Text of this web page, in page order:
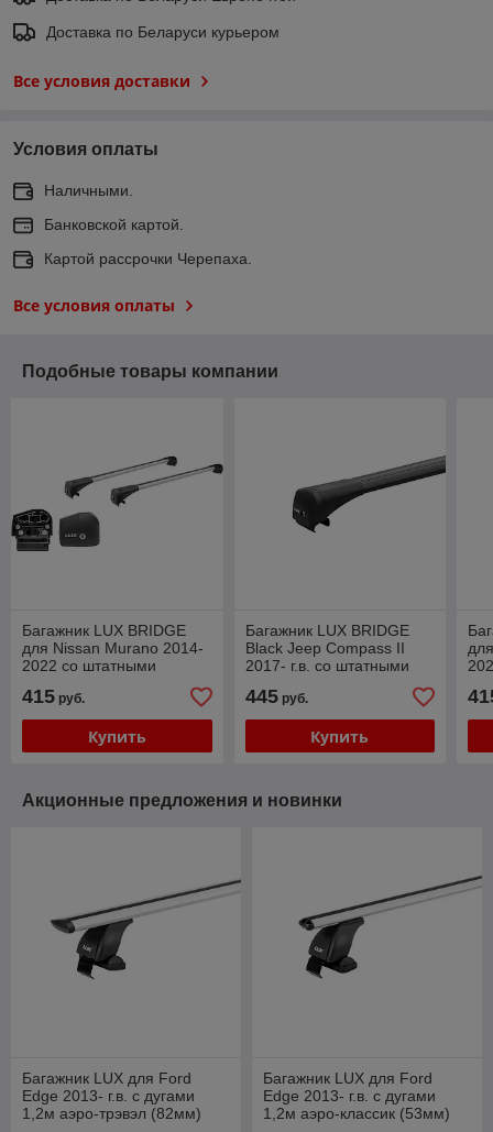
Доставка по Беларуси курьером
Все условия доставки
Условия оплаты
Наличными.
Банковской картой.
Картой рассрочки Черепаха.
Все условия оплаты
Подобные товары компании
Багажник LUX BRIDGE
для Nissan Murano 2014-
2022 со штатными
415 руб.
Купить
Багажник LUX BRIDGE
Black Jeep Compass II
2017- г.в. со штатными
445руб.
Купить
Акционные предложения и новинки
Багажник LUX для Ford
Edge 2013- г.в. с дугами
1,2м аэро-трэвэл (82мм)
Багажник LUX для Ford
Edge 2013- г.в. с дугами
1,2м аэро-классик (53мм)